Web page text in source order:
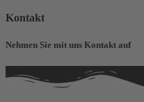
Kontakt
Nehmen Sie mit uns Kontakt auf